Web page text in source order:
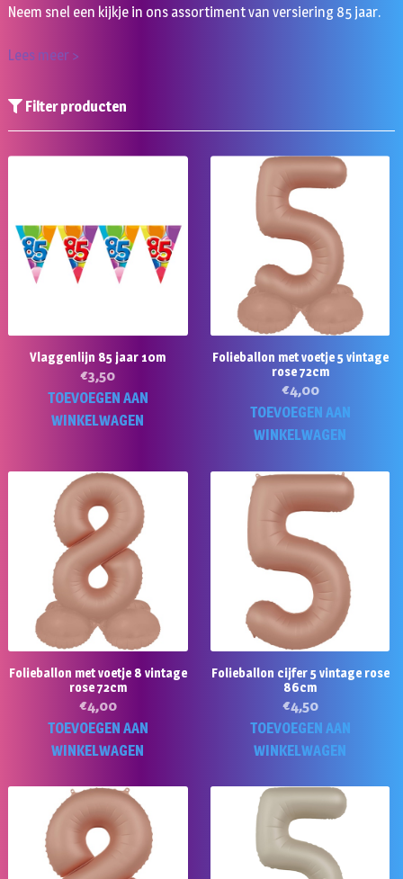
Neem snel een kijkje in ons assortiment van versiering 85 jaar.
Lees meer >
Filter producten
Vlaggenlijn 85 jaar 10m
€3,50
TOEVOEGEN AAN
WINKELWAGEN
Folieballon met voetje 5 vintage
rose 72cm
€4,00
TOEVOEGEN AAN
WINKELWAGEN
Folieballon met voetje 8 vintage
rose 72cm
€4,00
TOEVOEGEN AAN
WINKELWAGEN
Folieballon cijfer 5 vintage rose
86cm
€4,50
TOEVOEGEN AAN
WINKELWAGEN